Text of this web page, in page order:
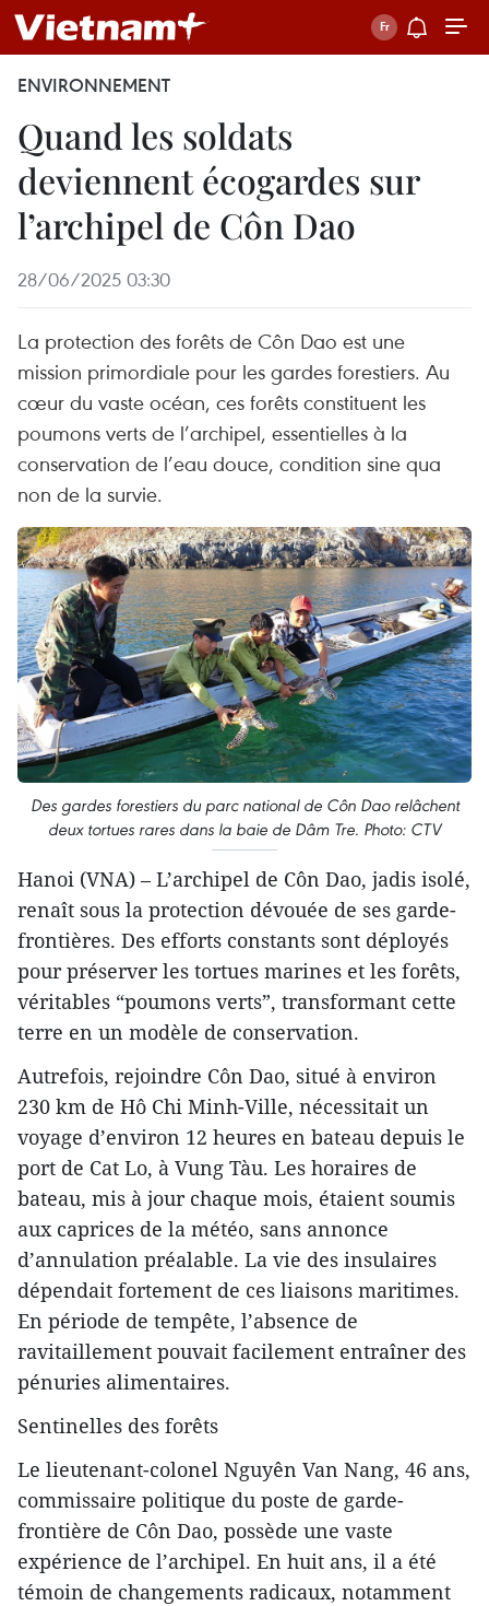
ENVIRONNEMENT
Quand les soldats
deviennent écogardes sur
l’archipel de Côn Dao
28/06/2025 03:30
La protection des forêts de Côn Dao est une
mission primordiale pour les gardes forestiers. Au
cœur du vaste océan, ces forêts constituent les
poumons verts de l’archipel, essentielles à la
conservation de l’eau douce, condition sine qua
non de la survie.
Des gardes forestiers du parc national de Côn Dao relâchent
deux tortues rares dans la baie de Dâm Tre. Photo: CTV
Hanoi (VNA) – L’archipel de Côn Dao, jadis isolé,
renaît sous la protection dévouée de ses garde-
frontières. Des efforts constants sont déployés
pour préserver les tortues marines et les forêts,
véritables “poumons verts”, transformant cette
terre en un modèle de conservation.
Autrefois, rejoindre Côn Dao, situé à environ
230 km de Hô Chi Minh-Ville, nécessitait un
voyage d’environ 12 heures en bateau depuis le
port de Cat Lo, à Vung Tàu. Les horaires de
bateau, mis à jour chaque mois, étaient soumis
aux caprices de la météo, sans annonce
d’annulation préalable. La vie des insulaires
dépendait fortement de ces liaisons maritimes.
En période de tempête, l’absence de
ravitaillement pouvait facilement entraîner des
pénuries alimentaires.
Sentinelles des forêts
Le lieutenant-colonel Nguyên Van Nang, 46 ans,
commissaire politique du poste de garde-
frontière de Côn Dao, possède une vaste
expérience de l’archipel. En huit ans, il a été
témoin de changements radicaux, notamment